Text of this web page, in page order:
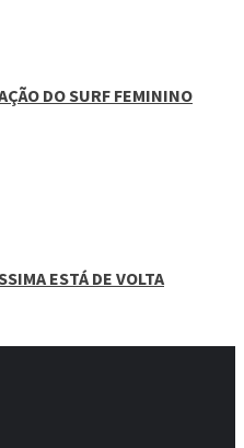
DO SURF FEMININO
ESTÁ DE VOLTA